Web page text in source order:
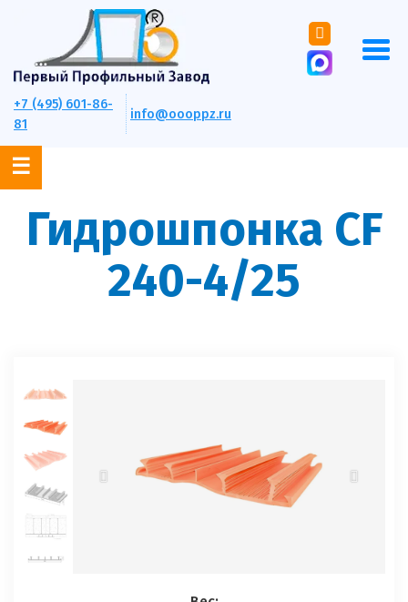
+7 (495) 601-86-
81
info@oooppz.ru
Гидрошпонка CF
240-4/25